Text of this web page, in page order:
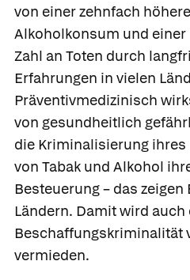
von einer zehnfach
Alkoholkonsum und einer
Zahl an Toten durch
Erfahrungen in vielen
Präventivmedizinisch
von gesundheitlich
die Kriminalisierung
von Tabak und Alkohol
Besteuerung – das
Ländern. Damit wird
Beschaffungskriminalität
vermieden.